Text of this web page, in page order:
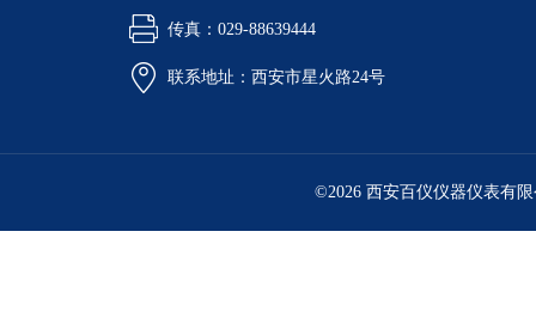
传真：029-88639444
联系地址：西安市星火路24号
©2026 西安百仪仪器仪表有